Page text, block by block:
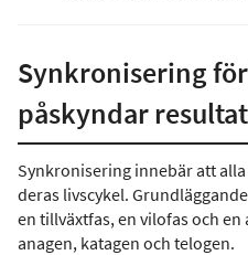
Synkronisering
påskyndar
Synkronisering innebär att
deras livscykel.
en tillväxtfas, en vilofas och
anagen, katagen och telogen.